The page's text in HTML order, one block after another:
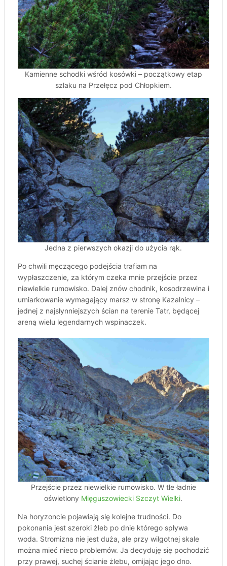
Kamienne schodki wśród kosówki – początkowy etap
szlaku na Przełęcz pod Chłopkiem.
Jedna z pierwszych okazji do użycia rąk.
Po chwili męczącego podejścia trafiam na
wypłaszczenie, za którym czeka mnie przejście przez
niewielkie rumowisko. Dalej znów chodnik, kosodrzewina i
umiarkowanie wymagający marsz w stronę Kazalnicy –
jednej z najsłynniejszych ścian na terenie Tatr, będącej
areną wielu legendarnych wspinaczek.
Przejście przez niewielkie rumowisko. W tle ładnie
oświetlony Mięguszowiecki Szczyt Wielki.
Na horyzoncie pojawiają się kolejne trudności. Do
pokonania jest szeroki żleb po dnie którego spływa
woda. Stromizna nie jest duża, ale przy wilgotnej skale
można mieć nieco problemów. Ja decyduję się pochodzić
przy prawej, suchej ścianie żlebu, omijając jego dno.